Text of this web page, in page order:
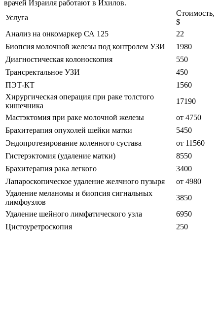
врачей Израиля работают в Ихилов.
Услуга
Стоимость,
$
Анализ на онкомаркер СА 125
22
Биопсия молочной железы под контролем УЗИ
1980
Диагностическая колоноскопия
550
Трансректальное УЗИ
450
ПЭТ-КТ
1560
Хирургическая операция при раке толстого
кишечника
17190
Мастэктомия при раке молочной железы
от 4750
Брахитерапия опухолей шейки матки
5450
Эндопротезирование коленного сустава
от 11560
Гистерэктомия (удаление матки)
8550
Брахитерапия рака легкого
3400
Лапароскопическое удаление желчного пузыря
от 4980
Удаление меланомы и биопсия сигнальных
лимфоузлов
3850
Удаление шейного лимфатического узла
6950
Цистоуретроскопия
250